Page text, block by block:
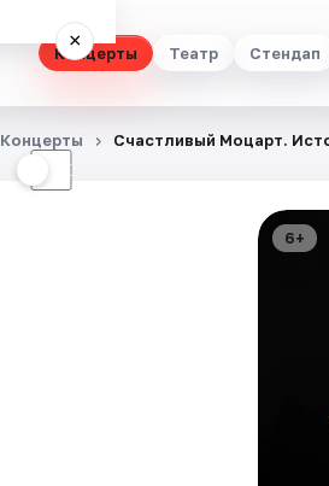
Концерты Театр Стендап
×
☾
Концерты Cчастливый Моцарт.
6+